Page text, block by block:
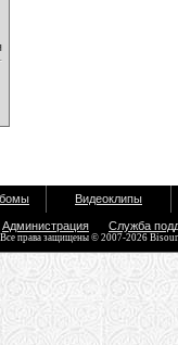
Видеоклипы
Администрация Служба
Все права защищены © 2007-2026